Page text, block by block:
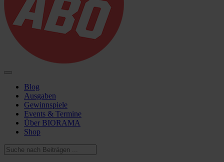
Blog
Ausgaben
Gewinnspiele
Events & Termine
Über BIORAMA
Shop